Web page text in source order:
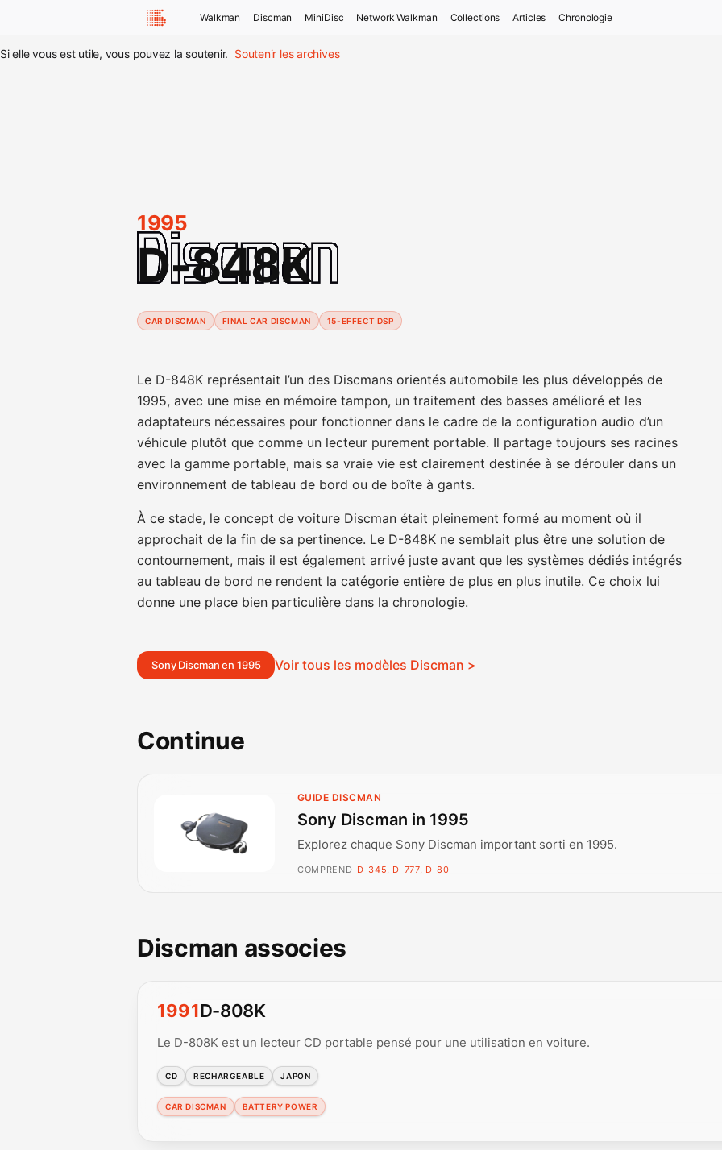
Walkman Discman MiniDisc Network Walkman Collections Articles Chronologie
Si elle vous est utile, vous pouvez la soutenir. Soutenir les archives
1995
D-848K
CAR DISCMAN FINAL CAR DISCMAN 15-EFFECT DSP
Le D-848K représentait l’un des Discmans orientés automobile les plus développés de
1995, avec une mise en mémoire tampon, un traitement des basses amélioré et les
adaptateurs nécessaires pour fonctionner dans le cadre de la configuration audio d’un
véhicule plutôt que comme un lecteur purement portable. Il partage toujours ses racines
avec la gamme portable, mais sa vraie vie est clairement destinée à se dérouler dans un
environnement de tableau de bord ou de boîte à gants.
À ce stade, le concept de voiture Discman était pleinement formé au moment où il
approchait de la fin de sa pertinence. Le D-848K ne semblait plus être une solution de
contournement, mais il est également arrivé juste avant que les systèmes dédiés intégrés
au tableau de bord ne rendent la catégorie entière de plus en plus inutile. Ce choix lui
donne une place bien particulière dans la chronologie.
Sony Discman en 1995 Voir tous les modèles Discman >
Continue
GUIDE DISCMAN
Sony Discman in 1995
Explorez chaque Sony Discman important sorti en 1995.
COMPREND D-345, D-777, D-80
Discman associes
1991D-808K
Le D-808K est un lecteur CD portable pensé pour une utilisation en voiture.
CD RECHARGEABLE JAPON
CAR DISCMAN BATTERY POWER